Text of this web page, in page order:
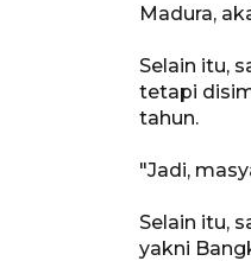
Madura,
Selain itu,
tetapi
tahun.
"Jadi,
Selain itu,
yakni